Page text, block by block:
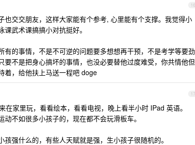
16
也交交朋友，这样大家能有个参考, 心里能有个支撑。我觉得小
武术课搞搞小对抗挺好。
的事情，不是不可逆的问题要多想想再干预，不是考学等要劲
要不是把身心搞坏的事情，也没必要替他过度难受，你共情他但
着，给他扶上马送一程吧 doge
17
家里玩，看看绘本，看看电视，晚上看半小时 IPad 英语。
不如很多小孩子的，现在都不会玩滑板车。
强什么的，有些人天赋就是强，生小孩子很随机的。